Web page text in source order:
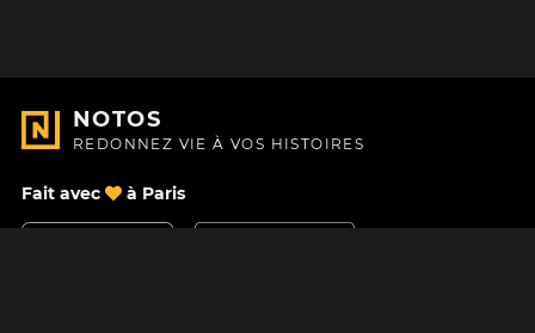
NOTOS
REDONNEZ VIE À VOS HISTOIRES
Fait avec à Paris